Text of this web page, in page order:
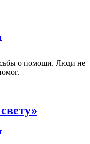
о помощи. Люди не